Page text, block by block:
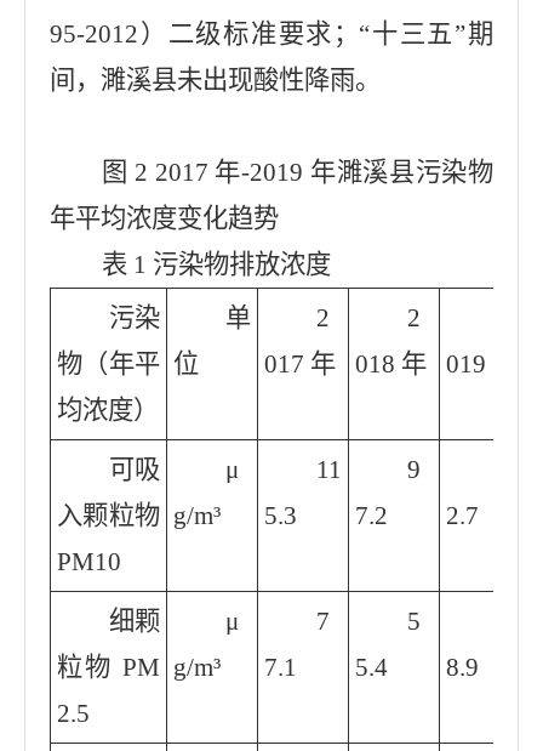
95-2012）二级标准要求；“十三五”期
间，濉溪县未出现酸性降雨。
图 2 2017 年-2019 年濉溪县污染物
年平均浓度变化趋势
表 1 污染物排放浓度
污染
物（年平
均浓度）
单
位
2
017 年
2
018 年
019 年
可吸
入颗粒物
PM10
μ
g/m³
11
5.3
9
7.2
2.7
细颗
粒物 PM
2.5
μ
g/m³
7
7.1
5
5.4
8.9